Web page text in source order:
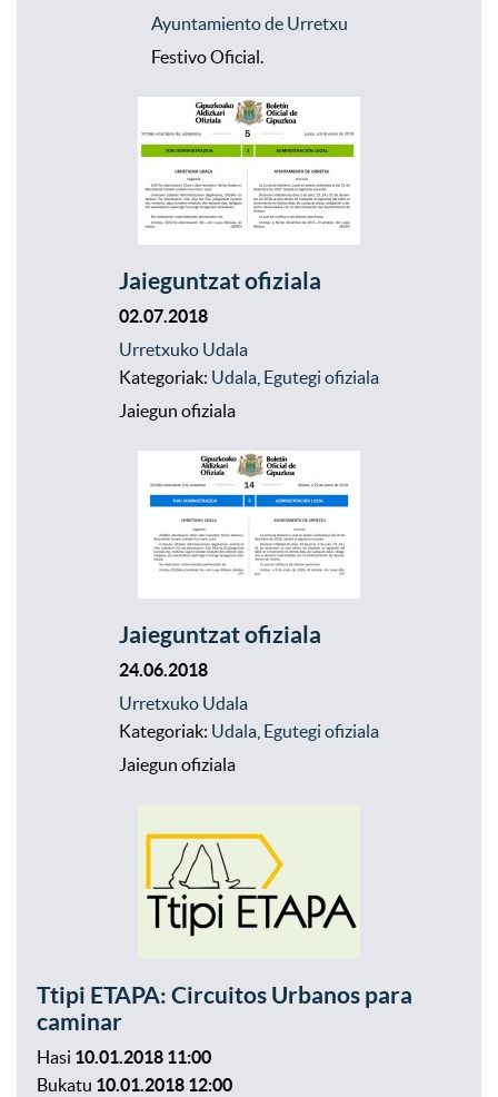
Ayuntamiento de Urretxu
Festivo Oficial.
Jaieguntzat ofiziala
02.07.2018
Urretxuko Udala
Kategoriak: Udala Egutegi ofiziala
Jaiegun ofiziala
Jaieguntzat ofiziala
24.06.2018
Urretxuko Udala
Kategoriak: Udala Egutegi ofiziala
Jaiegun ofiziala
Ttipi ETAPA: Circuitos Urbanos para
caminar
Hasi 10.01.2018 11:00
Bukatu 10.01.2018 12:00